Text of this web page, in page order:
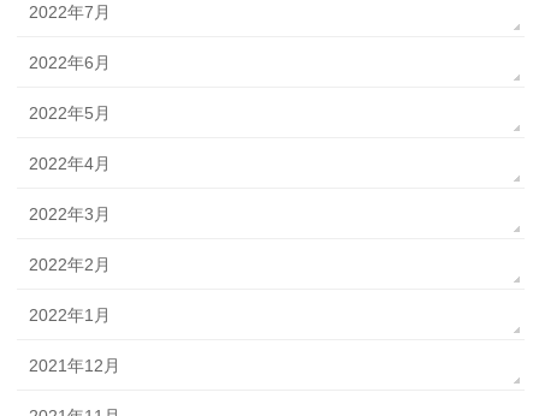
2022年7月
2022年6月
2022年5月
2022年4月
2022年3月
2022年2月
2022年1月
2021年12月